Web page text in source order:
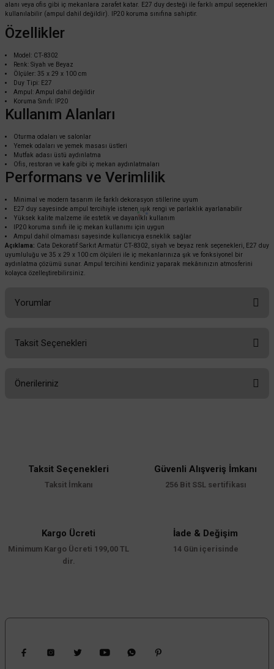
alanı veya ofis gibi iç mekanlara zarafet katar. E27 duy desteği ile farklı ampul seçenekleri
kullanılabilir (ampul dahil değildir). IP20 koruma sınıfına sahiptir.
Özellikler
Model: CT-8302
Renk: Siyah ve Beyaz
Ölçüler: 35 x 29 x 100 cm
Duy Tipi: E27
Ampul: Ampul dahil değildir
Koruma Sınıfı: IP20
Kullanım Alanları
Oturma odaları ve salonlar
Yemek odaları ve yemek masası üstleri
Mutfak adası üstü aydınlatma
Ofis, restoran ve kafe gibi iç mekan aydınlatmaları
Performans ve Verimlilik
Minimal ve modern tasarım ile farklı dekorasyon stillerine uyum
E27 duy sayesinde ampul tercihiyle istenen ışık rengi ve parlaklık ayarlanabilir
Yüksek kalite malzeme ile estetik ve dayanıklı kullanım
IP20 koruma sınıfı ile iç mekan kullanımı için uygun
Ampul dahil olmaması sayesinde kullanıcıya esneklik sağlar
Açıklama: Cata Dekoratif Sarkıt Armatür CT-8302, siyah ve beyaz renk seçenekleri, E27 duy
uyumluluğu ve 35 x 29 x 100 cm ölçüleri ile iç mekanlarınıza şık ve fonksiyonel bir
aydınlatma çözümü sunar. Ampul tercihini kendiniz yaparak mekânınızın atmosferini
kolayca özelleştirebilirsiniz.
Yorumlar
Taksit Seçenekleri
Önerileriniz
Ürün resmi kalitesiz, bozuk veya görüntülenemiyor.
Ürün fiyatı diğer sitelerden daha pahalı.
Bu ürüne benzer farklı alternatifler olmalı.
Taksit Seçenekleri
Taksit İmkanı
Güvenli Alışveriş İmkanı
256 Bit SSL sertifikası
Kargo Ücreti
Minimum Kargo Ücreti 199,00 TL
dir.
İade & Değişim
14 Gün içerisinde